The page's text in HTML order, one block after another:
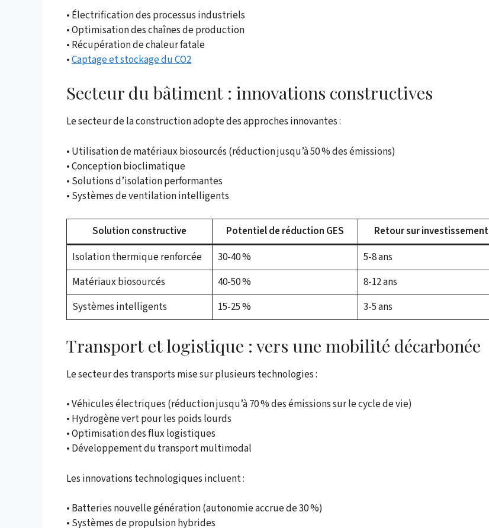
• Électrification des processus industriels
• Optimisation des chaînes de production
• Récupération de chaleur fatale
•Captage et stockage du CO2
Secteur du bâtiment : innovations constructives
Le secteur de la construction adopte des approches innovantes :
• Utilisation de matériaux biosourcés (réduction jusqu’à 50 % des émissions)
• Conception bioclimatique
• Solutions d’isolation performantes
• Systèmes de ventilation intelligents
Solution constructive Potentiel de réduction GES
Retour sur investissement
Isolation thermique renforcée
30-40 %
5-8 ans
Matériaux biosourcés
40-50 %
8-12 ans
Systèmes intelligents
15-25 % 3-5 ans
Transport et logistique : vers une mobilité décarbonée
Le secteur des transports mise sur plusieurs technologies :
• Véhicules électriques (réduction jusqu’à 70 % des émissions sur le cycle de vie)
• Hydrogène vert pour les poids lourds
• Optimisation des flux logistiques
• Développement du transport multimodal
Les innovations technologiques incluent :
• Batteries nouvelle génération (autonomie accrue de 30 %)
• Systèmes de propulsion hybrides